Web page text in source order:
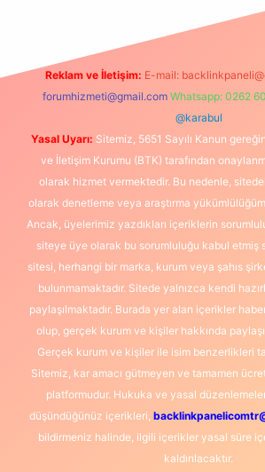
Reklam ve İletişim: E-mail:
forumhizmeti@gmail.com Whatsapp: 0262
@karabul
Yasal Uyarı: Sitemiz, 5651 Sayılı Kanun
ve İletişim Kurumu (BTK) tarafından
olarak hizmet vermektedir. Bu nedenle,
olarak denetleme veya araştırma
Ancak, üyelerimiz yazdıkları içeriklerin
siteye üye olarak bu sorumluluğu kabul etmiş
sitesi, herhangi bir marka, kurum veya şahıs
bulunmamaktadır. Sitede yalnızca kendi
paylaşılmaktadır. Burada yer alan içerikler
olup, gerçek kurum ve kişiler hakkında
Gerçek kurum ve kişiler ile isim benzerlikleri
Sitemiz, kar amacı gütmeyen ve tamamen
platformudur. Hukuka ve yasal
düşündüğünüz içerikleri,
bildirmeniz halinde, ilgili içerikler yasal süre
kaldırılacaktır.